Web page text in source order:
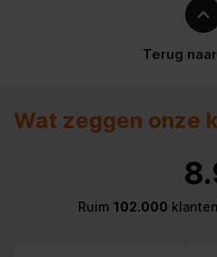
Terug
Wat zeggen onze
Ruim 102.000